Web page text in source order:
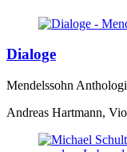
Dialoge
Mendelssohn
Andreas Hartmann,